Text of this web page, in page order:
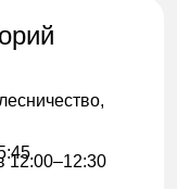
12:00–12:30